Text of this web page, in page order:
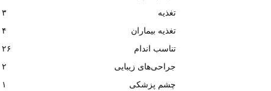
تغذیه
۳
تغذیه بیماران
۴
تناسب اندام
۲۶
جراحی‌های زیبایی
۲
چشم پزشکی
۱